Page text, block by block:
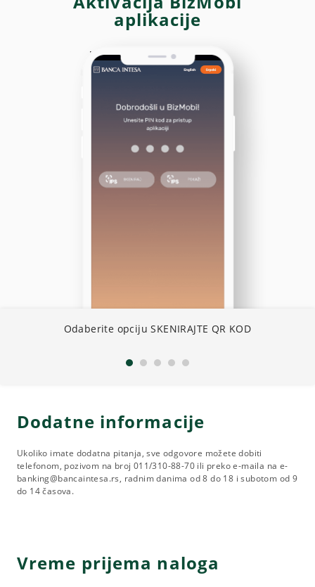
aplikacije
Odaberite opciju SKENIRAJTE QR KOD
Dodatne informacije
Ukoliko imate dodatna pitanja, sve odgovore možete dobiti
telefonom, pozivom na broj 011/310-88-70 ili preko e-maila na e-
banking@bancaintesa.rs, radnim danima od 8 do 18 i subotom od 9
do 14 časova.
Vreme prijema naloga